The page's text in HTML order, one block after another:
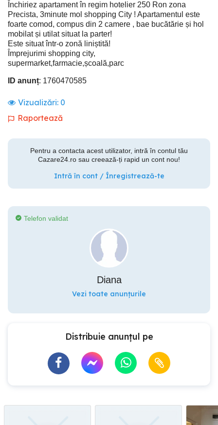
Închiriez apartament în regim hotelier 250 Ron zona
Precista, 3minute mol shopping City ! Apartamentul este
foarte comod, compus din 2 camere , bae bucătărie și hol
mobilat și utilat situat la parter!
Este situat într-o zonă liniștită!
Împrejurimi shopping city,
supermarket,farmacie,școală,parc
ID anunț: 1760470585
Vizualizări: 0
Raportează
Pentru a contacta acest utilizator, intră în contul tău
Cazare24.ro sau creează-ți rapid un cont nou!
Intră în cont / Înregistrează-te
Telefon validat
Diana
Vezi toate anunțurile
Distribuie anunțul pe